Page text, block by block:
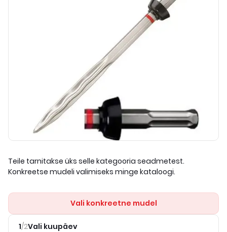
Teile tarnitakse üks selle kategooria seadmetest.
Konkreetse mudeli valimiseks minge kataloogi.
Vali konkreetne mudel
1/2Vali kuupäev